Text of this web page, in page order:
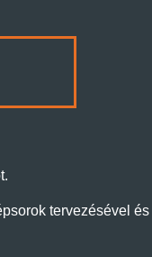
tervezésével és